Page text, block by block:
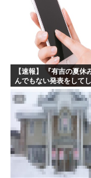
【速報】 『有吉の夏休
んでもない発表をして
う！！！！！